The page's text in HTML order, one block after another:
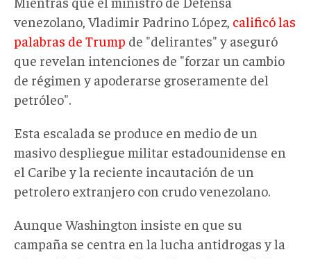
venezolano, Vladimir Padrino López, calificó las
palabras de Trump de "delirantes" y aseguró
que revelan intenciones de "forzar un cambio
de régimen y apoderarse groseramente del
petróleo".
Esta escalada se produce en medio de un
masivo despliegue militar estadounidense en
el Caribe y la reciente incautación de un
petrolero extranjero con crudo venezolano.
Aunque Washington insiste en que su
campaña se centra en la lucha antidrogas y la